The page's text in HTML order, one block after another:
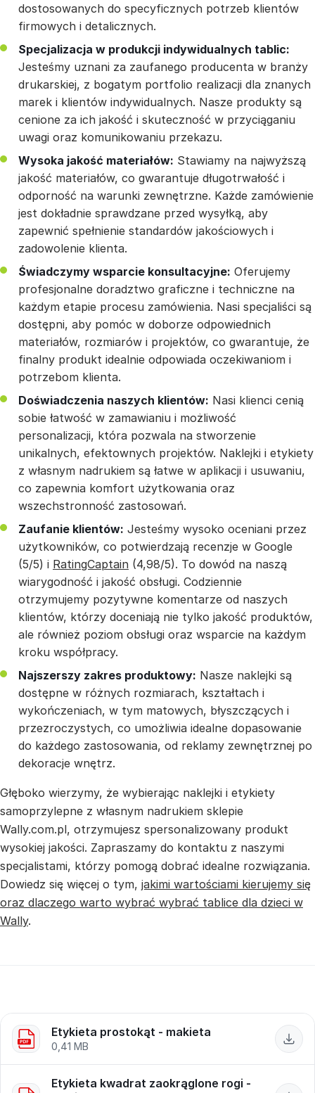
dostosowanych do specyficznych potrzeb klientów
firmowych i detalicznych.
Specjalizacja w produkcji indywidualnych tablic:
Jesteśmy uznani za zaufanego producenta w branży
drukarskiej, z bogatym portfolio realizacji dla znanych
marek i klientów indywidualnych. Nasze produkty są
cenione za ich jakość i skuteczność w przyciąganiu
uwagi oraz komunikowaniu przekazu.
Wysoka jakość materiałów: Stawiamy na najwyższą
jakość materiałów, co gwarantuje długotrwałość i
odporność na warunki zewnętrzne. Każde zamówienie
jest dokładnie sprawdzane przed wysyłką, aby
zapewnić spełnienie standardów jakościowych i
zadowolenie klienta.
Świadczymy wsparcie konsultacyjne: Oferujemy
profesjonalne doradztwo graficzne i techniczne na
każdym etapie procesu zamówienia. Nasi specjaliści są
dostępni, aby pomóc w doborze odpowiednich
materiałów, rozmiarów i projektów, co gwarantuje, że
finalny produkt idealnie odpowiada oczekiwaniom i
potrzebom klienta.
Doświadczenia naszych klientów: Nasi klienci cenią
sobie łatwość w zamawianiu i możliwość
personalizacji, która pozwala na stworzenie
unikalnych, efektownych projektów. Naklejki i etykiety
z własnym nadrukiem są łatwe w aplikacji i usuwaniu,
co zapewnia komfort użytkowania oraz
wszechstronność zastosowań.
Zaufanie klientów: Jesteśmy wysoko oceniani przez
użytkowników, co potwierdzają recenzje w Google
(5/5) i RatingCaptain (4,98/5). To dowód na naszą
wiarygodność i jakość obsługi. Codziennie
otrzymujemy pozytywne komentarze od naszych
klientów, którzy doceniają nie tylko jakość produktów,
ale również poziom obsługi oraz wsparcie na każdym
kroku współpracy.
Najszerszy zakres produktowy: Nasze naklejki są
dostępne w różnych rozmiarach, kształtach i
wykończeniach, w tym matowych, błyszczących i
przezroczystych, co umożliwia idealne dopasowanie
do każdego zastosowania, od reklamy zewnętrznej po
dekoracje wnętrz.
Głęboko wierzymy, że wybierając naklejki i etykiety
samoprzylepne z własnym nadrukiem sklepie
Wally.com.pl, otrzymujesz spersonalizowany produkt
wysokiej jakości. Zapraszamy do kontaktu z naszymi
specjalistami, którzy pomogą dobrać idealne rozwiązania.
Dowiedz się więcej o tym, jakimi wartościami kierujemy się
oraz dlaczego warto wybrać wybrać tablice dla dzieci w
Wally.
Etykieta prostokąt - makieta
Etykieta kwadrat zaokrąglone rogi -